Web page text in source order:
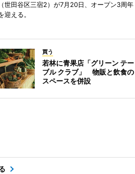
（世田谷区三宿2）が7月20日、オープン3周年
迎える。
買う
若林に青果店「グリーン テー
ブル クラブ」 物販と飲食の
スペースを併設